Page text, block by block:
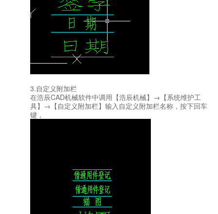
3.自定义附加栏
在浩辰CAD机械软件中调用【浩辰机械】→【系统维护工
具】→【自定义附加栏】输入自定义附加栏名称，按下回车
键，